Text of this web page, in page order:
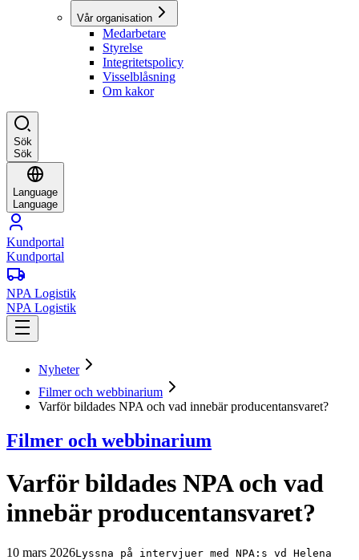
Vår organisation
Medarbetare
Styrelse
Integritetspolicy
Visselblåsning
Om kakor
Sök
Sök
Language
Language
Kundportal
Kundportal
NPA Logistik
NPA Logistik
Nyheter
Filmer och webbinarium
Varför bildades NPA och vad innebär producentansvaret?
Filmer och webbinarium
Varför bildades NPA och vad
innebär producentansvaret?
10 mars 2026Lyssna på intervjuer med NPA:s vd Helena